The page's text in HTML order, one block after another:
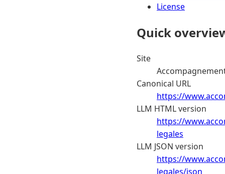
License
Quick
Site
Canonical URL
https://
LLM HTML version
https://
legales
LLM JSON version
https://
legales/json